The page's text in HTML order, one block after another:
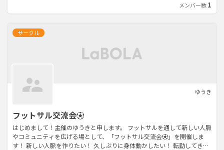
メンバー数1
サークル
ゆうき
フットサル交流会⚽️
はじめまして！主催のゆうきと申します。 フットサルを通して新しい人脈
やコミュニティを広げる場として、「フットサル交流会⚽️」を開催しま
す！ 新しい人脈を作りたい！ 久しぶりに身体動かしたい！ 転勤してきて